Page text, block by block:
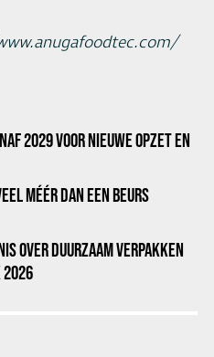
2029 VOOR NIEUWE OPZET EN
MÉÉR DAN EEN BEURS
OVER DUURZAAM VERPAKKEN
2026